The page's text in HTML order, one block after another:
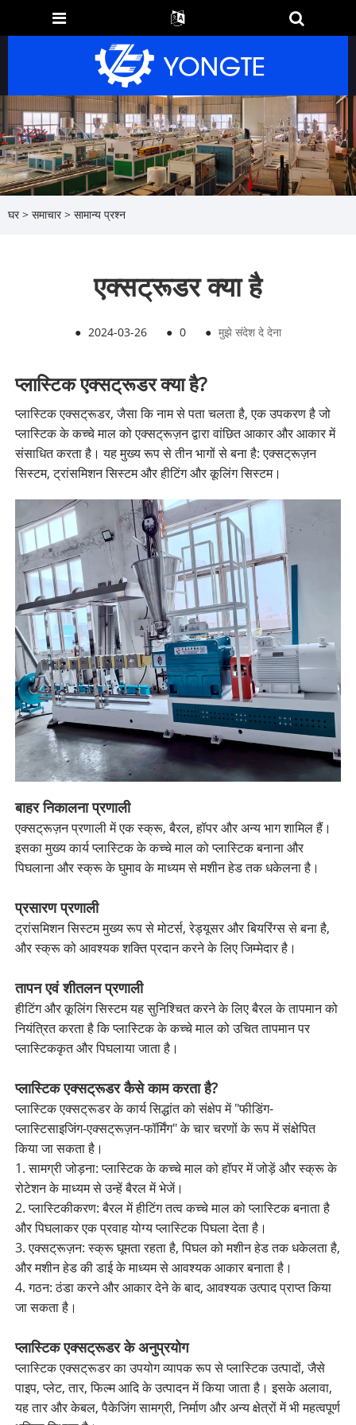
घर > समाचार> सामान्य प्रश्न
एक्सट्रूडर क्या है
● 2024-03-26 ● 0 ● मुझे संदेश दे देना
प्लास्टिक एक्सट्रूडर क्या है?
प्लास्टिक एक्सट्रूडर, जैसा कि नाम से पता चलता है, एक उपकरण है जो
प्लास्टिक के कच्चे माल को एक्सट्रूज़न द्वारा वांछित आकार और आकार में
संसाधित करता है। यह मुख्य रूप से तीन भागों से बना है: एक्सट्रूज़न
सिस्टम, ट्रांसमिशन सिस्टम और हीटिंग और कूलिंग सिस्टम।
बाहर निकालना प्रणाली
एक्सट्रूज़न प्रणाली में एक स्क्रू, बैरल, हॉपर और अन्य भाग शामिल हैं।
इसका मुख्य कार्य प्लास्टिक के कच्चे माल को प्लास्टिक बनाना और
पिघलाना और स्क्रू के घुमाव के माध्यम से मशीन हेड तक धकेलना है।
प्रसारण प्रणाली
ट्रांसमिशन सिस्टम मुख्य रूप से मोटर्स, रेड्यूसर और बियरिंग्स से बना है,
और स्क्रू को आवश्यक शक्ति प्रदान करने के लिए जिम्मेदार है।
तापन एवं शीतलन प्रणाली
हीटिंग और कूलिंग सिस्टम यह सुनिश्चित करने के लिए बैरल के तापमान को
नियंत्रित करता है कि प्लास्टिक के कच्चे माल को उचित तापमान पर
प्लास्टिककृत और पिघलाया जाता है।
प्लास्टिक एक्सट्रूडर कैसे काम करता है?
प्लास्टिक एक्सट्रूडर के कार्य सिद्धांत को संक्षेप में "फीडिंग-
प्लास्टिसाइजिंग-एक्सट्रूज़न-फॉर्मिंग" के चार चरणों के रूप में संक्षेपित
किया जा सकता है।
1. सामग्री जोड़ना: प्लास्टिक के कच्चे माल को हॉपर में जोड़ें और स्क्रू के
रोटेशन के माध्यम से उन्हें बैरल में भेजें।
2. प्लास्टिकीकरण: बैरल में हीटिंग तत्व कच्चे माल को प्लास्टिक बनाता है
और पिघलाकर एक प्रवाह योग्य प्लास्टिक पिघला देता है।
3. एक्सट्रूज़न: स्क्रू घूमता रहता है, पिघल को मशीन हेड तक धकेलता है,
और मशीन हेड की डाई के माध्यम से आवश्यक आकार बनाता है।
4. गठन: ठंडा करने और आकार देने के बाद, आवश्यक उत्पाद प्राप्त किया
जा सकता है।
प्लास्टिक एक्सट्रूडर के अनुप्रयोग
प्लास्टिक एक्सट्रूडर का उपयोग व्यापक रूप से प्लास्टिक उत्पादों, जैसे
पाइप, प्लेट, तार, फिल्म आदि के उत्पादन में किया जाता है। इसके अलावा,
यह तार और केबल, पैकेजिंग सामग्री, निर्माण और अन्य क्षेत्रों में भी महत्वपूर्ण